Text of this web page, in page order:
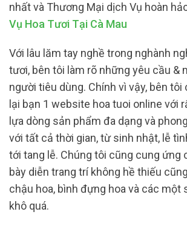
nhất và Thương Mại dịch Vụ hoàn
Vụ Hoa Tươi Tại Cà Mau
Với lâu lăm tay nghề trong nghành
tươi, bên tôi làm rõ những yêu cầu &
người tiêu dùng. Chính vì vậy, bên tôi
lại bạn 1 website hoa tuoi online với
lựa dòng sản phẩm đa dạng và
với tất cả thời gian, từ sinh nhật, lễ
tới tang lễ. Chúng tôi cũng cung ứng
bày diễn trang trí không hề thiếu
chậu hoa, bình đựng hoa và các một
khô quá.